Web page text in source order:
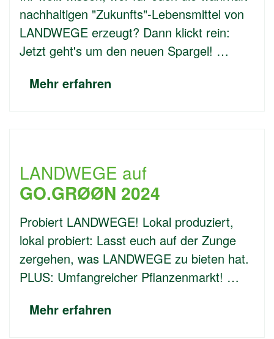
nachhaltigen "Zukunfts"-Lebensmittel von
LANDWEGE erzeugt? Dann klickt rein:
Jetzt geht's um den neuen Spargel! …
Mehr erfahren
LANDWEGE auf
GO.GRØØN 2024
Probiert LANDWEGE! Lokal produziert,
lokal probiert: Lasst euch auf der Zunge
zergehen, was LANDWEGE zu bieten hat.
PLUS: Umfangreicher Pflanzenmarkt! …
Mehr erfahren